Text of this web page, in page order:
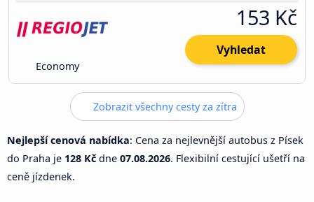
Economy
153 Kč
Vyhledat
Zobrazit všechny cesty za zítra
Nejlepší cenová nabídka: Cena za nejlevnější autobus z Písek
do Praha je 128 Kč dne 07.08.2026. Flexibilní cestující ušetří na
ceně jízdenek.